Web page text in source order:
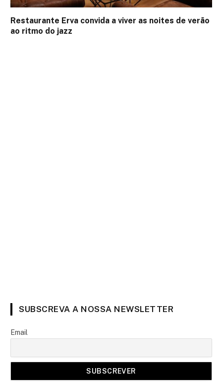
Restaurante Erva convida a viver as noites de verão
ao ritmo do jazz
SUBSCREVA A NOSSA NEWSLETTER
Email